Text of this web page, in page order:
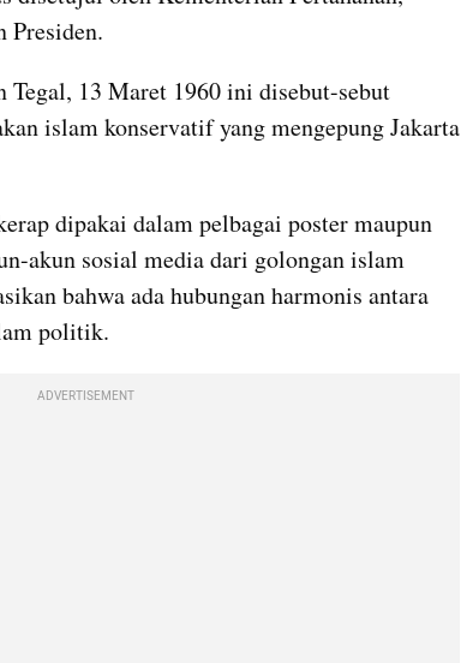
Presiden.
13 Maret 1960 ini disebut-sebut
islam konservatif yang mengepung Jakarta
dipakai dalam pelbagai poster maupun
akun sosial media dari golongan islam
bahwa ada hubungan harmonis antara
politik.
ADVERTISEMENT